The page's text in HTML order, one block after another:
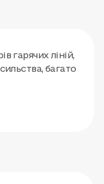
гарячих ліній,
багато